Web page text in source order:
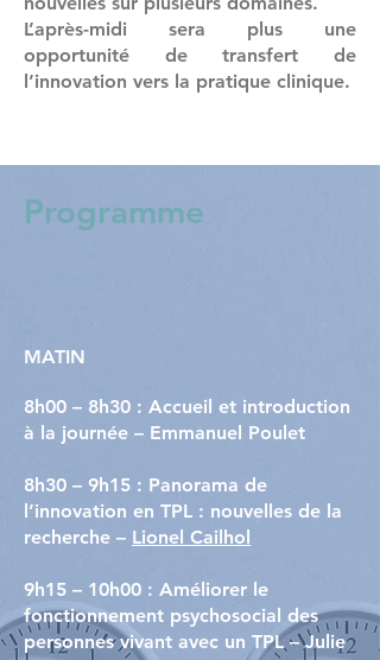
L’après-midi sera plus une
opportunité de transfert de
l’innovation vers la pratique clinique.
Programme
MATIN
8h00 – 8h30 : Accueil et introduction
à la journée – Emmanuel Poulet
8h30 – 9h15 : Panorama de
l’innovation en TPL : nouvelles de la
recherche – Lionel Cailhol
9h15 – 10h00 : Améliorer le
fonctionnement psychosocial des
personnes vivant avec un TPL – Julie